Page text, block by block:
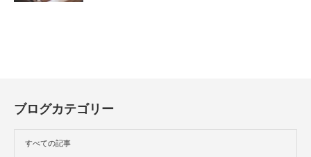
ブログカテゴリー
すべての記事